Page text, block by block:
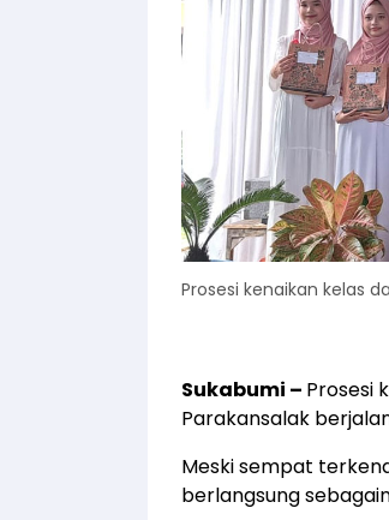
Prosesi kenaikan kelas
Sukabumi – Prosesi
Parakansalak
Meski sempat
berlangsung